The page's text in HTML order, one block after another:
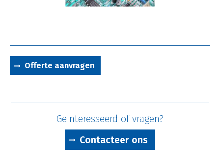
Offerte aanvragen
Geïnteresseerd of vragen?
Contacteer ons